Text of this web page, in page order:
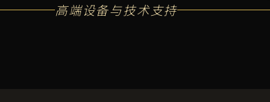
高端设备与技术支持